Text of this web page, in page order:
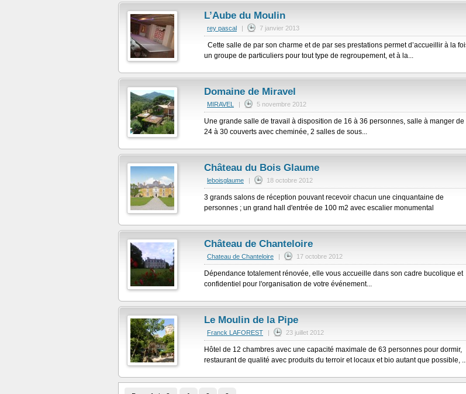
L’Aube du Moulin
rey pascal | 7 janvier 2013
Cette salle de par son charme et de par ses prestations permet d’accueillir à la
un groupe de particuliers pour tout type de regroupement, et à la...
Domaine de Miravel
MIRAVEL | 5 novembre 2012
Une grande salle de travail à disposition de 16 à 36 personnes, salle à manger de
24 à 30 couverts avec cheminée, 2 salles de sous...
Château du Bois Glaume
leboisglaume | 18 octobre 2012
3 grands salons de réception pouvant recevoir chacun une cinquantaine de
personnes ; un grand hall d'entrée de 100 m2 avec escalier monumental
Château de Chanteloire
Chateau de Chanteloire | 17 octobre 2012
Dépendance totalement rénovée, elle vous accueille dans son cadre bucolique et
confidentiel pour l'organisation de votre événement...
Le Moulin de la Pipe
Franck LAFOREST | 23 juillet 2012
Hôtel de 12 chambres avec une capacité maximale de 63 personnes pour dormir,
restaurant de qualité avec produits du terroir et locaux et bio autant que possible,